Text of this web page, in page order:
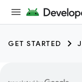
GET STARTED